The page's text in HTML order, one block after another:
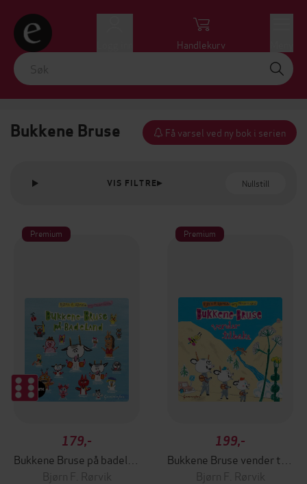
Handlekurv
Bukkene Bruse Få varsel ved ny bok i serien
VIS FILTRE Nullstill
Premium
179,-
Bjørn F. Rørvik
Premium
199,-
Bjørn F. Rørvik